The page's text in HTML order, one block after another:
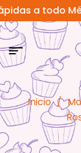
a todo México
Inicio /